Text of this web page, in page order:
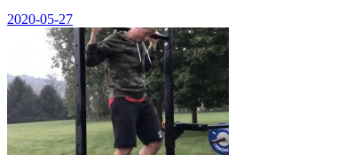
2020-05-27